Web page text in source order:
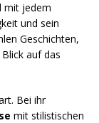
mit jedem
und sein
Geschichten,
auf das
Bei ihr
mit stilistischen